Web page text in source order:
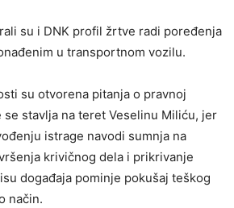
su i DNK profil žrtve radi poređenja
u transportnom vozilu.
su otvorena pitanja o pravnoj
stavlja na teret Veselinu Miliću, jer
istrage navodi sumnja na
krivičnog dela i prikrivanje
događaja pominje pokušaj teškog
način.